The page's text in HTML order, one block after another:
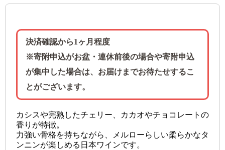
決済確認から1ヶ月程度
※寄附申込がお盆・連休前後の場合や寄附申込
が集中した場合は、お届けまでお待たせするこ
とがございます。
カシスや完熟したチェリー、カカオやチョコレートの
香りが特徴。
力強い骨格を持ちながら、メルローらしい柔らかなタ
ンニンが楽しめる日本ワインです。